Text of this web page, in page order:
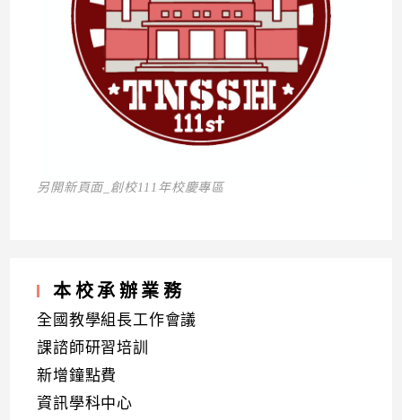
另開新頁面_創校111年校慶專區
本校承辦業務
全國教學組長工作會議
課諮師研習培訓
新增鐘點費
資訊學科中心